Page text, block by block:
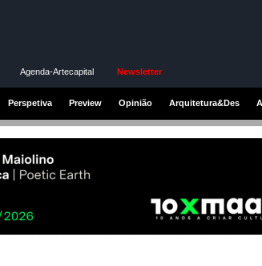
Agenda-Artecapital Newsletter
Perspetiva Preview Opinião Arquitetura&Des